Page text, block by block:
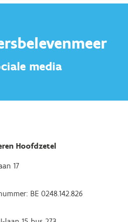
media
Hoofdzetel
17
BE 0248.142.826